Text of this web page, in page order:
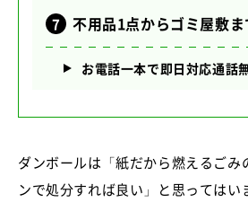
不用品1点からゴミ屋敷ま
お電話一本で即日対応通話
ダンボールは「紙だから燃えるごみ
ンで処分すれば良い」と思ってはい